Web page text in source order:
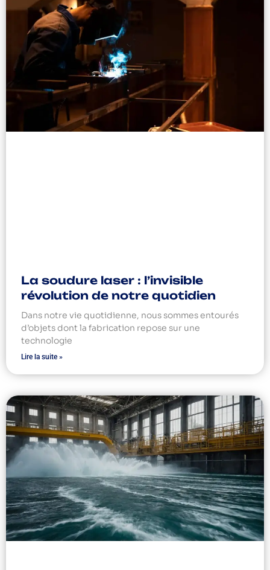
La soudure laser : l’invisible
révolution de notre quotidien
Dans notre vie quotidienne, nous sommes entourés
d’objets dont la fabrication repose sur une
technologie
Lire la suite »